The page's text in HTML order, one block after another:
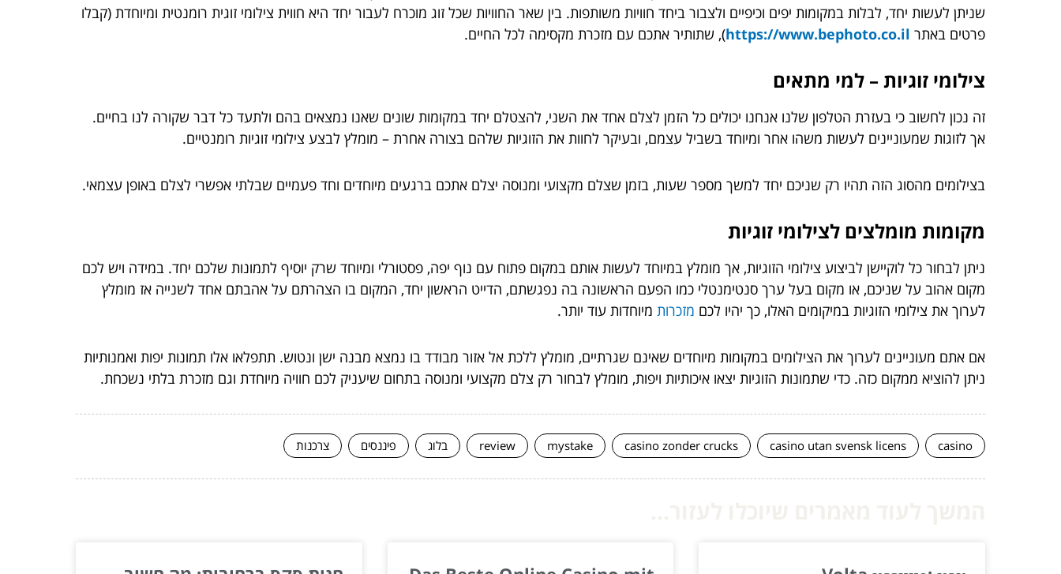
שניתן לעשות יחד, לבלות במקומות יפים וכיפיים ולצבור ביחד חוויות משותפות. בין שאר החוויות שכל זוג מוכרח לעבור יחד היא חווית צילומי זוגית רומנטית ומיוחדת (קבלו
פרטים באתר https://www.bephoto.co.il), שתותיר אתכם עם מזכרת מקסימה לכל החיים.
צילומי זוגיות – למי מתאים
זה נכון לחשוב כי בעזרת הטלפון שלנו אנחנו יכולים כל הזמן לצלם אחד את השני, להצטלם יחד במקומות שונים שאנו נמצאים בהם ולתעד כל דבר שקורה לנו בחיים.
אך לזוגות שמעוניינים לעשות משהו אחר ומיוחד בשביל עצמם, ובעיקר לחוות את הזוגיות שלהם בצורה אחרת – מומלץ לבצע צילומי זוגיות רומנטיים.
בצילומים מהסוג הזה תהיו רק שניכם יחד למשך מספר שעות, בזמן שצלם מקצועי ומנוסה יצלם אתכם ברגעים מיוחדים וחד פעמיים שבלתי אפשרי לצלם באופן עצמאי.
מקומות מומלצים לצילומי זוגיות
ניתן לבחור כל לוקיישן לביצוע צילומי הזוגיות, אך מומלץ במיוחד לעשות אותם במקום פתוח עם נוף יפה, פסטורלי ומיוחד שרק יוסיף לתמונות שלכם יחד. במידה ויש לכם
מקום אהוב על שניכם, או מקום בעל ערך סנטימנטלי כמו הפעם הראשונה בה נפגשתם, הדייט הראשון יחד, המקום בו הצהרתם על אהבתם אחד לשנייה אז מומלץ
לערוך את צילומי הזוגיות במיקומים האלו, כך יהיו לכם מזכרות מיוחדות עוד יותר.
אם אתם מעוניינים לערוך את הצילומים במקומות מיוחדים שאינם שגרתיים, מומלץ ללכת אל אזור מבודד בו נמצא מבנה ישן ונטוש. תתפלאו אלו תמונות יפות ואמנותיות
ניתן להוציא ממקום כזה. כדי שתמונות הזוגיות יצאו איכותיות ויפות, מומלץ לבחור רק צלם מקצועי ומנוסה בתחום שיעניק לכם חוויה מיוחדת וגם מזכרת בלתי נשכחת.
casino
casino utan svensk licens
casino zonder crucks
mystake
review בלוג פיננסים צרכנות